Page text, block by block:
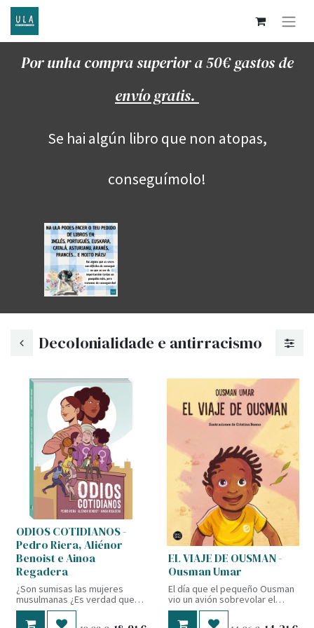
Por unha compra superior a 50€ gastos de
envío gratis.
Se hai algún libro que non atopas,
conseguímolo!
Decolonialidade e antirracismo
ODIOS COTIDIANOS -
Pedro Riera, Aliénor
Benoist e Ainoa
Regadera
¿Son sumisas las mujeres
musulmanas ¿Es verdad que
en las películas el primero en
morir siempre es el negro ¿Es
EL VIAJE DE OUSMAN -
Ousman Umar
El día que el pequeño Ousman
vio un avión sobrevolar el
pequeño pueblo de Ghana
donde vivía se preguntó